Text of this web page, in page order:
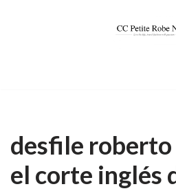
desfile roberto
el corte inglés